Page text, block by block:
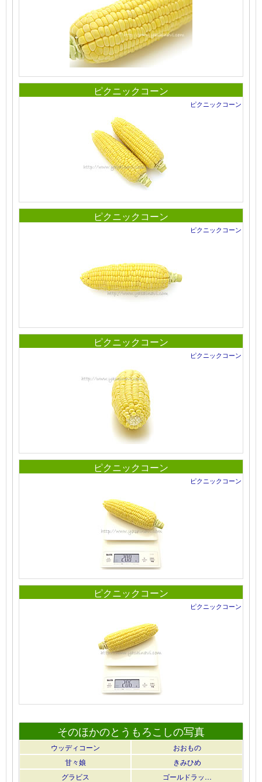
ピクニックコーン
ピクニックコーン
ピクニックコーン
ピクニックコーン
ピクニックコーン
ピクニックコーン
ピクニックコーン
ピクニックコーン
ピクニックコーン
ピクニックコーン
そのほかのとうもろこしの写真
ウッディコーン
おおもの
甘々娘
きみひめ
グラビス
ゴールドラッ…